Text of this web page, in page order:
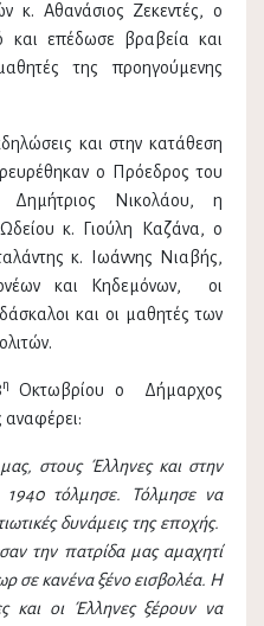
κ. Αθανάσιος Ζεκεντές, ο
και επέδωσε βραβεία και
της προηγούμενης
και στην κατάθεση
ο Πρόεδρος του
Δημήτριος Νικολάου, η
κ. Γιούλη Καζάνα, ο
κ. Ιωάννης Νιαβής,
και Κηδεμόνων, οι
και οι μαθητές των
η
Οκτωβρίου ο Δήμαρχος
αναφέρει:
στους Έλληνες και στην
τόλμησε. Τόλμησε να
δυνάμεις της εποχής.
την πατρίδα μας αμαχητί
σε κανένα ξένο εισβολέα. Η
και οι Έλληνες ξέρουν να